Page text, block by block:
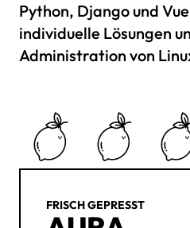
Python, Django und
individuelle Lösungen
Administration von
FRISCH GEPRESST